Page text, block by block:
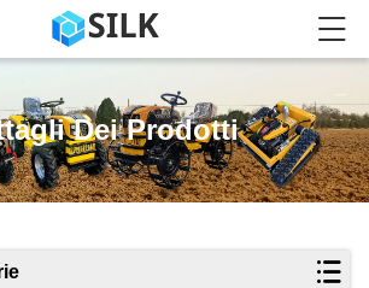
Dei Prodotti